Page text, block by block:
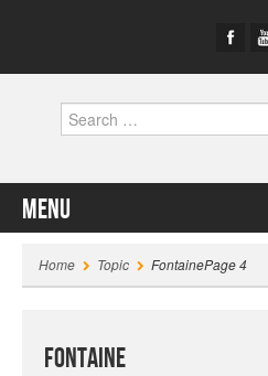
Search
Menu
Home
Topic FontainePage 4
Fontaine